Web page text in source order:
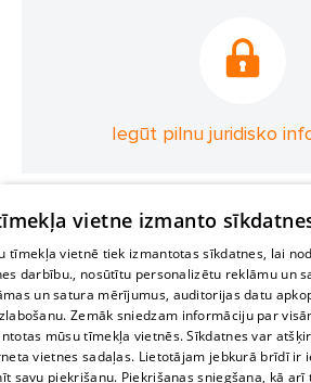
Iegūt pilnu juridisko
vietne izmanto
tīmekļa vietnē tiek izmantotas sīkdatnes, lai
darbību., nosūtītu personalizētu reklāmu un
un satura mērījumus, auditorijas datu
Zemāk sniedzam informāciju par
mūsu tīmekļa vietnēs. Sīkdatnes var
vietnes sadaļas. Lietotājam jebkurā brīdī ir
savu piekrišanu. Piekrišanas sniegšana, kā